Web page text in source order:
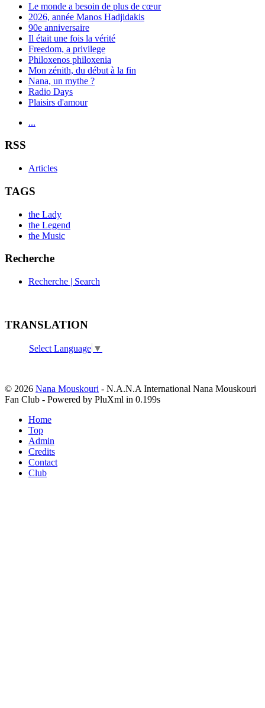
Le monde a besoin de plus de cœur
2026, année Manos Hadjidakis
90e anniversaire
Il était une fois la vérité
Freedom, a privilege
Philoxenos philoxenia
Mon zénith, du début à la fin
Nana, un mythe ?
Radio Days
Plaisirs d'amour
...
RSS
Articles
TAGS
the Lady
the Legend
the Music
Recherche
Recherche | Search
TRANSLATION
Select Language ▼
© 2026 Nana Mouskouri - N.A.N.A International Nana Mouskouri
Fan Club - Powered by PluXml in 0.199s
Home
Top
Admin
Credits
Contact
Club